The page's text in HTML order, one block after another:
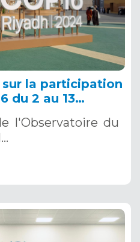
la participation
du 2 au 13
l'Observatoire du